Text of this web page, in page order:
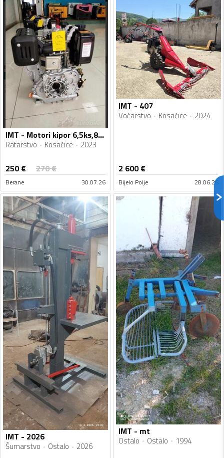
IMT - Motori kipor 6,5ks,8ks,10ks,14ks novi Fiskalni Racun
Ratarstvo Kosačice 2023
250€ 270€
Berane 30.07.26
IMT - 407
Voćarstvo Kosačice 2024
2 600€
Bijelo Polje 28.06.26
IMT - 2026
Šumarstvo Ostalo 2026
IMT - mt
Ostalo Ostalo 1994